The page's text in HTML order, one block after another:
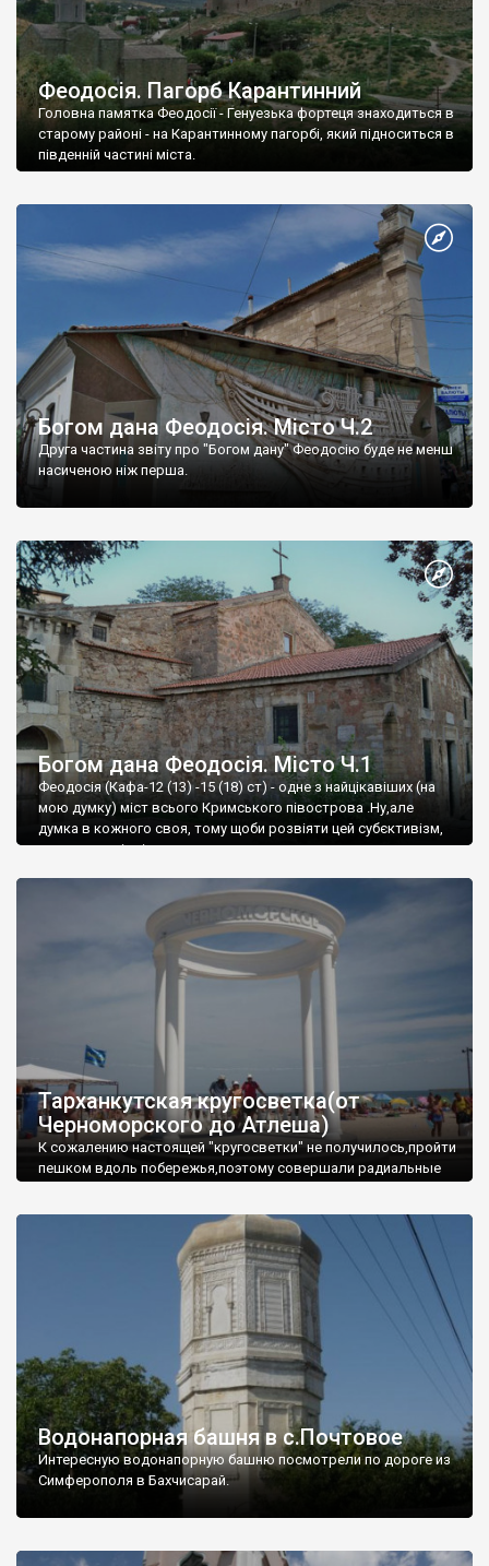
Феодосія. Пагорб Карантинний
Головна памятка Феодосії - Генуезька фортеця знаходиться в
старому районі - на Карантинному пагорбі, який підноситься в
південній частині міста.
Богом дана Феодосія. Місто Ч.2
Друга частина звіту про "Богом дану" Феодосію буде не менш
насиченою ніж перша.
Богом дана Феодосія. Місто Ч.1
Феодосія (Кафа-12 (13) -15 (18) ст) - одне з найцікавіших (на
мою думку) міст всього Кримського півострова .Ну,але
думка в кожного своя, тому щоби розвіяти цей субєктивізм,
запрошую відвідати це
Тарханкутская кругосветка(от
Черноморского до Атлеша)
К сожалению настоящей "кругосветки" не получилось,пройти
пешком вдоль побережья,поэтому совершали радиальные
Водонапорная башня в с.Почтовое
Интересную водонапорную башню посмотрели по дороге из
Симферополя в Бахчисарай.